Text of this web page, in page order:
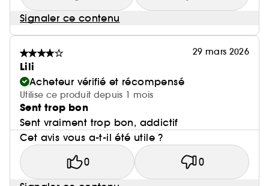
Signaler ce contenu
29 mars 2026
Lili
Acheteur vérifié et récompensé
Utilise ce produit depuis 1 mois
Sent trop bon
Sent vraiment trop bon, addictif
Cet avis vous a-t-il été utile ?
0 0